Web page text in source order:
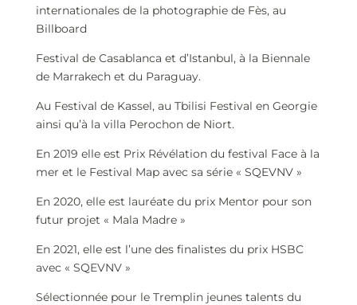
internationales de la photographie de Fès, au
Billboard
Festival de Casablanca et d’Istanbul, à la Biennale
de Marrakech et du Paraguay.
Au Festival de Kassel, au Tbilisi Festival en Georgie
ainsi qu’à la villa Perochon de Niort.
En 2019 elle est Prix Révélation du festival Face à la
mer et le Festival Map avec sa série « SQEVNV »
En 2020, elle est lauréate du prix Mentor pour son
futur projet « Mala Madre »
En 2021, elle est l’une des finalistes du prix HSBC
avec « SQEVNV »
Sélectionnée pour le Tremplin jeunes talents du